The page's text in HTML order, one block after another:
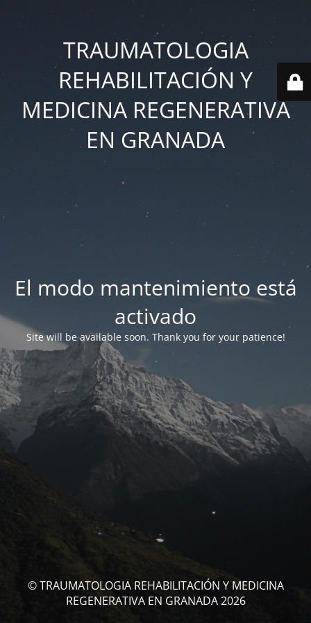
TRAUMATOLOGIA
REHABILITACIÓN Y
MEDICINA REGENERATIVA
EN GRANADA
El modo mantenimiento está
activado
Site will be available soon. Thank you for your patience!
© TRAUMATOLOGIA REHABILITACIÓN Y MEDICINA
REGENERATIVA EN GRANADA 2026